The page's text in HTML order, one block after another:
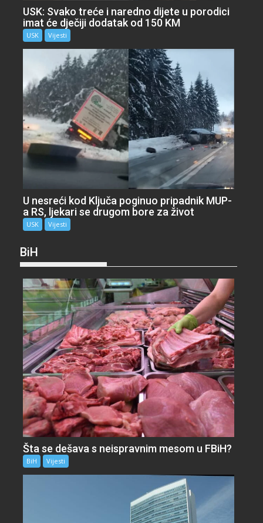
USK: Svako treće i naredno dijete u porodici
imat će dječiji dodatak od 150 KM
USK Vijesti
U nesreći kod Ključa poginuo pripadnik MUP-
a RS, ljekari se drugom bore za život
USK Vijesti
BiH
Šta se dešava s neispravnim mesom u FBiH?
BiH Vijesti